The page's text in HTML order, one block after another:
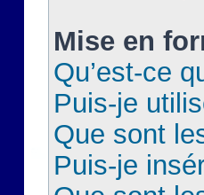
Mise en
Qu’est-ce
Puis-je
Que sont
Puis-je